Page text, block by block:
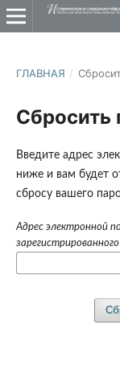
ГЛАВНАЯ /
Сбросить
Введите адрес
ниже и вам будет
сбросу вашего
Адрес электронной